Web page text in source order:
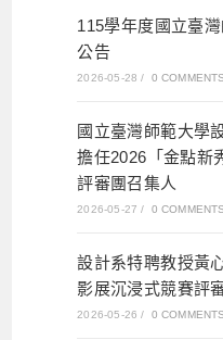
115學年度國立臺
公告
2026-05-28 / 0 COMMENTS
國立臺灣師範大學
擔任2026「金點新
評審團召集人
2026-05-27 / 0 COMMENTS
設計系特聘教授黃
影展沉浸式競賽評
2026-05-26 / 0 COMMENTS